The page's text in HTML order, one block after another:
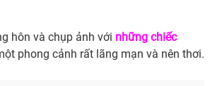
hôn và chụp ảnh với những chiếc
phong cảnh rất lãng mạn và nên thơi.